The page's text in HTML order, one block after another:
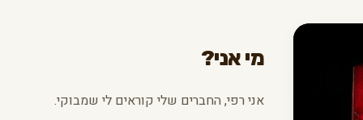
מי אני?
אני רפי, החברים שלי קוראים לי שמבוקי.